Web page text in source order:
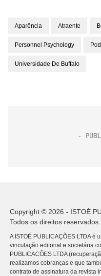
Aparência Atraente
Personnel Psychology
Universidade De Buffalo
Copyright © 2026 - ISTOÉ
Todos os direitos reservados.
A ISTOÉ PUBLICAÇÕES LTDA é
vinculação editorial e societária
PUBLICACÕES LTDA
realizamos cobranças e que
contrato de assinatura da revista